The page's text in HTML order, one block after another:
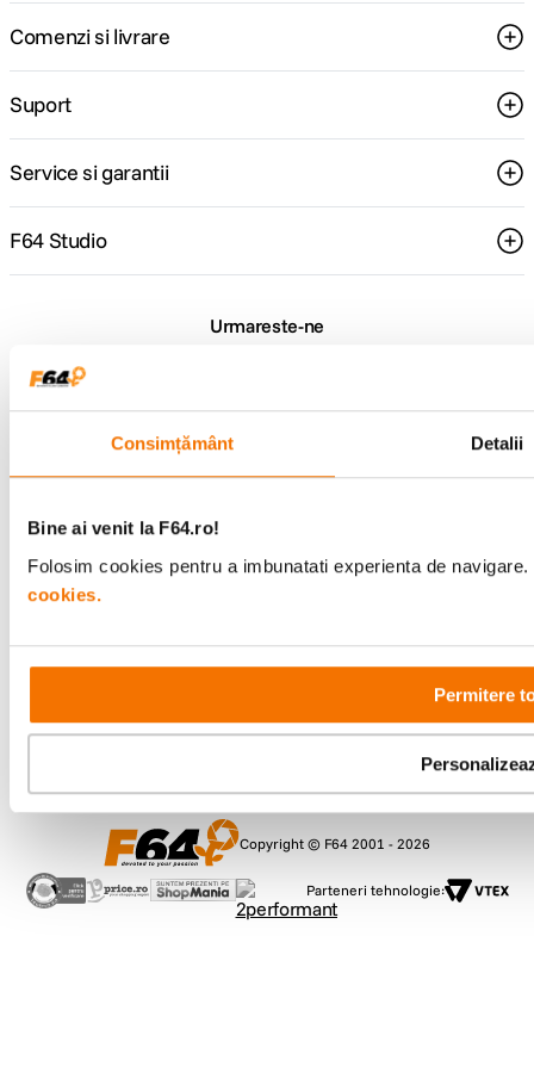
Consimțământ Detalii
Bine ai venit la F64.ro!
Folosim cookies pentru a imbunatati experienta de
cookies.
Permitere
Comenzi si livrare
Suport
Service si garantii
F64 Studio
Urmareste-ne
Metode de plata
+40 21 270 0050
Program de lucru
Showroom
Bd-ul Unirii 64, Bucuresti
Copyright © F64 2001 - 2026
Parteneri tehnologie: